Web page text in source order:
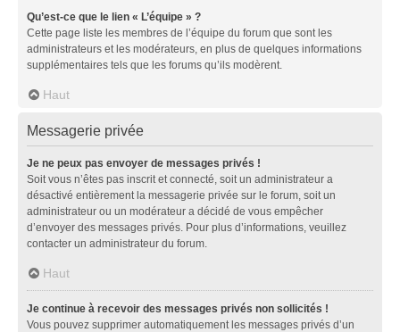
Qu’est-ce que le lien « L’équipe » ?
Cette page liste les membres de l’équipe du forum que sont les
administrateurs et les modérateurs, en plus de quelques informations
supplémentaires tels que les forums qu’ils modèrent.
Haut
Messagerie privée
Je ne peux pas envoyer de messages privés !
Soit vous n’êtes pas inscrit et connecté, soit un administrateur a
désactivé entièrement la messagerie privée sur le forum, soit un
administrateur ou un modérateur a décidé de vous empêcher
d’envoyer des messages privés. Pour plus d’informations, veuillez
contacter un administrateur du forum.
Haut
Je continue à recevoir des messages privés non sollicités !
Vous pouvez supprimer automatiquement les messages privés d’un